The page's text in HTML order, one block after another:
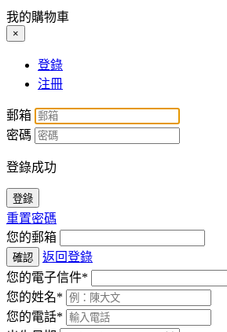
我的購物車
×
登錄
注冊
郵箱
密碼
登錄成功
登錄
重置密碼
您的郵箱
確認
返回登錄
您的電子信件*
您的姓名*
您的電話*